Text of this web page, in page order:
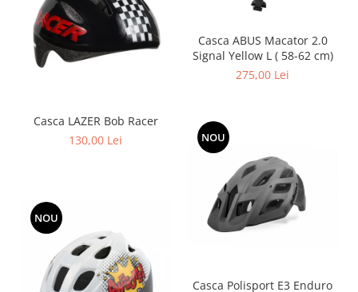
Casca ABUS Macator 2.0
Signal Yellow L ( 58-62 cm)
275,00 Lei
Casca LAZER Bob Racer
130,00 Lei
NOU
Casca Polisport E3 Enduro
NOU